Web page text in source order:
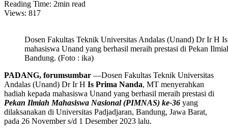
Reading Time: 2min read
Views: 817
Dosen Fakultas Teknik Universitas Andalas (Unand) Dr Ir H
mahasiswa Unand yang berhasil meraih prestasi di Pekan
Bandung. (Foto : ika)
PADANG, forumsumbar —Dosen Fakultas Teknik Universitas
Andalas (Unand) Dr Ir H Is Prima Nanda, MT menyerahkan
hadiah kepada mahasiswa Unand yang berhasil meraih prestasi di
Pekan Ilmiah Mahasiswa Nasional (PIMNAS) ke-36 yang
dilaksanakan di Universitas Padjadjaran, Bandung, Jawa Barat,
pada 26 November s/d 1 Desember 2023 lalu.